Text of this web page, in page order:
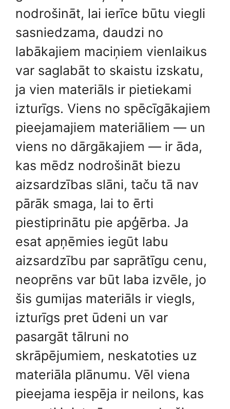
nodrošināt, lai ierīce būtu viegli
sasniedzama, daudzi no
labākajiem maciņiem vienlaikus
var saglabāt to skaistu izskatu,
ja vien materiāls ir pietiekami
izturīgs. Viens no spēcīgākajiem
pieejamajiem materiāliem — un
viens no dārgākajiem — ir āda,
kas mēdz nodrošināt biezu
aizsardzības slāni, taču tā nav
pārāk smaga, lai to ērti
piestiprinātu pie apģērba. Ja
esat apņēmies iegūt labu
aizsardzību par saprātīgu cenu,
neoprēns var būt laba izvēle, jo
šis gumijas materiāls ir viegls,
izturīgs pret ūdeni un var
pasargāt tālruni no
skrāpējumiem, neskatoties uz
materiāla plānumu. Vēl viena
pieejama iespēja ir neilons, kas